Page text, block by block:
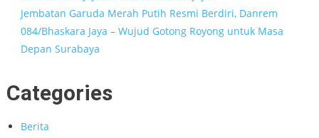
Jembatan Garuda Merah Putih Resmi Berdiri, Danrem
084/Bhaskara Jaya – Wujud Gotong Royong untuk Masa
Depan Surabaya
Categories
Berita